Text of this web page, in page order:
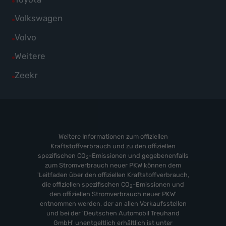
Skoda
anzeigen
Suzuki
anzeigen
Fahrzeuge
Toyota
anzeigen
Volkswagen
Alle
Fahrzeuge
Volkswagen
anzeigen
Volvo
Alle
Fahrzeuge
Volvo
Weitere
Alle
Fahrzeuge
Zeekr
Alle
Weitere Informationen zum offiziellen
Kraftstoffverbrauch und zu den offiziellen
spezifischen CO2-Emissionen und gegebenenfalls
zum Stromverbrauch neuer PKW können dem
'Leitfaden über den offiziellen Kraftstoffverbrauch,
die offiziellen spezifischen CO2-Emissionen und
den offiziellen Stromverbrauch neuer PKW'
entnommen werden, der an allen Verkaufsstellen
und bei der 'Deutschen Automobil Treuhand
GmbH' unentgeltlich erhältlich ist unter